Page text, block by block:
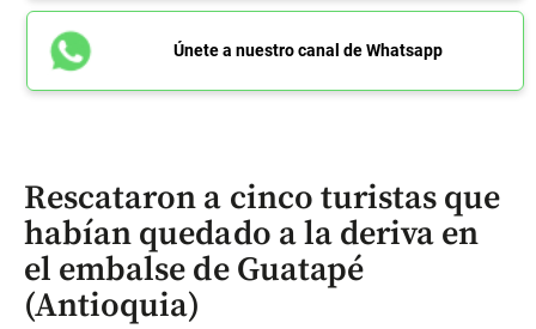
Únete a nuestro canal de Whatsapp
Rescataron a cinco turistas que
habían quedado a la deriva en
el embalse de Guatapé
(Antioquia)